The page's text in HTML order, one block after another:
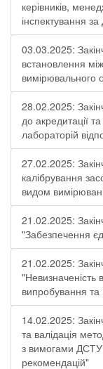
керівників,
інспектування
03.03.2025:
встановлення
вимірювального
28.02.2025:
до акредитації
лабораторій
27.02.2025:
калібрування
видом
21.02.2025:
"Забезпечення
21.02.2025:
"Невизначеність
випробування та
14.02.2025:
та валідація
з вимогами
рекомендацій"